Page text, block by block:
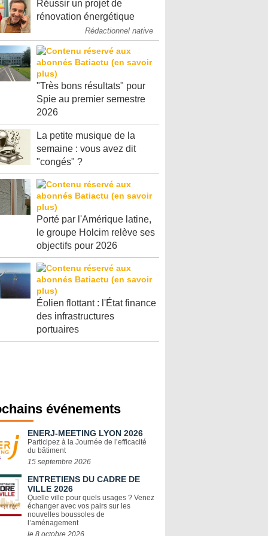
Réussir un projet de
rénovation énergétique
Rédactionnel native
"Très bons résultats" pour
Spie au premier semestre
2026
La petite musique de la
semaine : vous avez dit
"congés" ?
Porté par l'Amérique latine,
le groupe Holcim relève ses
objectifs pour 2026
Éolien flottant : l'État finance
des infrastructures
portuaires
événements
ENERJ-MEETING LYON 2026
Participez à la Journée de l’efficacité
du bâtiment
15 septembre 2026
ENTRETIENS DU CADRE DE
VILLE 2026
Quelle ville pour quels usages ? Venez
échanger avec vos pairs sur les
nouvelles boussoles de
l’aménagement
le 8 octobre 2026